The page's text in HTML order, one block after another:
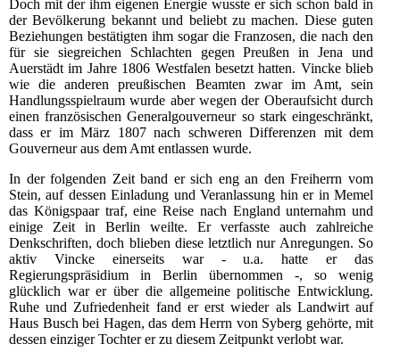
Doch mit der ihm eigenen Energie wusste er sich schon bald in
der Bevölkerung bekannt und beliebt zu machen. Diese guten
Beziehungen bestätigten ihm sogar die Franzosen, die nach den
für sie siegreichen Schlachten gegen Preußen in Jena und
Auerstädt im Jahre 1806 Westfalen besetzt hatten. Vincke blieb
wie die anderen preußischen Beamten zwar im Amt, sein
Handlungsspielraum wurde aber wegen der Oberaufsicht durch
einen französischen Generalgouverneur so stark eingeschränkt,
dass er im März 1807 nach schweren Differenzen mit dem
Gouverneur aus dem Amt entlassen wurde.
In der folgenden Zeit band er sich eng an den Freiherrn vom
Stein, auf dessen Einladung und Veranlassung hin er in Memel
das Königspaar traf, eine Reise nach England unternahm und
einige Zeit in Berlin weilte. Er verfasste auch zahlreiche
Denkschriften, doch blieben diese letztlich nur Anregungen. So
aktiv Vincke einerseits war - u.a. hatte er das
Regierungspräsidium in Berlin übernommen -, so wenig
glücklich war er über die allgemeine politische Entwicklung.
Ruhe und Zufriedenheit fand er erst wieder als Landwirt auf
Haus Busch bei Hagen, das dem Herrn von Syberg gehörte, mit
dessen einziger Tochter er zu diesem Zeitpunkt verlobt war.